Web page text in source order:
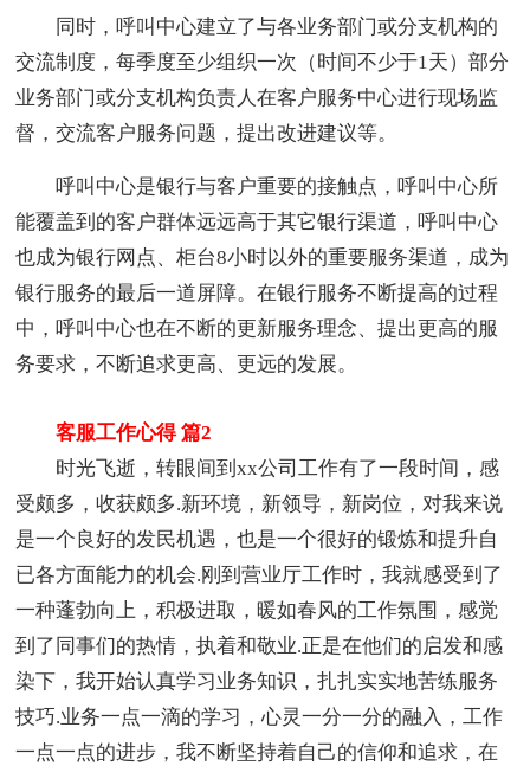
同时，呼叫中心建立了与各业务部门或分支机构的
交流制度，每季度至少组织一次（时间不少于1天）部分
业务部门或分支机构负责人在客户服务中心进行现场监
督，交流客户服务问题，提出改进建议等。
呼叫中心是银行与客户重要的接触点，呼叫中心所
能覆盖到的客户群体远远高于其它银行渠道，呼叫中心
也成为银行网点、柜台8小时以外的重要服务渠道，成为
银行服务的最后一道屏障。在银行服务不断提高的过程
中，呼叫中心也在不断的更新服务理念、提出更高的服
务要求，不断追求更高、更远的发展。
客服工作心得 篇2
时光飞逝，转眼间到xx公司工作有了一段时间，感
受颇多，收获颇多.新环境，新领导，新岗位，对我来说
是一个良好的发民机遇，也是一个很好的锻炼和提升自
已各方面能力的机会.刚到营业厅工作时，我就感受到了
一种蓬勃向上，积极进取，暖如春风的工作氛围，感觉
到了同事们的热情，执着和敬业.正是在他们的启发和感
染下，我开始认真学习业务知识，扎扎实实地苦练服务
技巧.业务一点一滴的学习，心灵一分一分的融入，工作
一点一点的进步，我不断坚持着自己的信仰和追求，在